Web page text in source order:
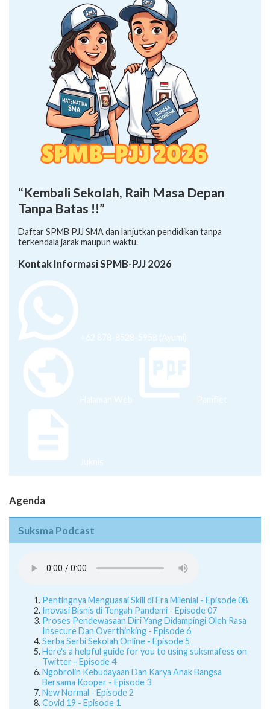
“Kembali Sekolah, Raih Masa Depan
Tanpa Batas !!”
Daftar SPMB PJJ SMA dan lanjutkan pendidikan tanpa
terkendala jarak maupun waktu.
Kontak Informasi SPMB-PJJ 2026
+62 878-8528-5958 (Ayumi)
Halaman Web Pamflet
Juknis
Agenda
Suksma Podcast
Pentingnya Menguasai Skill di Era Milenial - Episode 08
Inovasi Bisnis di Tengah Pandemi - Episode 07
Proses Pendewasaan Diri Yang Didampingi Oleh Rasa
Insecure Dan Overthinking - Episode 6
Serba Serbi Sekolah Online - Episode 5
Here's a helpful guide for you to using suksmafess on
Twitter - Episode 4
Ngobrolin Kebudayaan Dan Karya Anak Bangsa
Bersama Kpoper - Episode 3
New Normal - Episode 2
Covid 19 - Episode 1